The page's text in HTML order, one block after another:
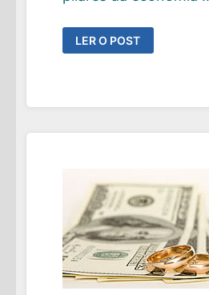
COMO
A
PERCEPÇÃO
QUANTO
POUPA
LER O POST